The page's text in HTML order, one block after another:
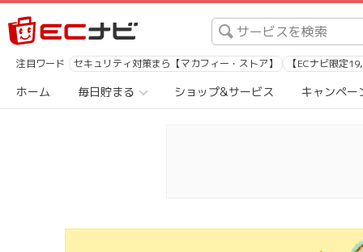
注目ワード セキュリティ対策まら【マカフィー・ストア】 【ECナビ限定
ホーム 毎日貯まる ショップ&サービス キャンペー